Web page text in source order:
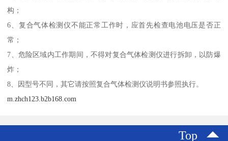
构；
6、复合气体检测仪不能正常工作时，应首先检查电池电压是否正
常；
7、危险区域内工作期间，不得对复合气体检测仪进行拆卸，以防爆
炸；
8、因型号不同，其它请按照复合气体检测仪说明书参照执行。
m.zhch123.b2b168.com
Top